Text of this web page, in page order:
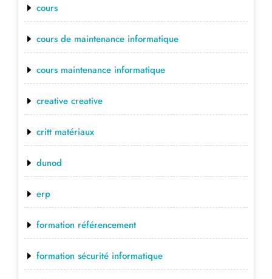
cours
cours de maintenance informatique
cours maintenance informatique
creative creative
critt matériaux
dunod
erp
formation référencement
formation sécurité informatique